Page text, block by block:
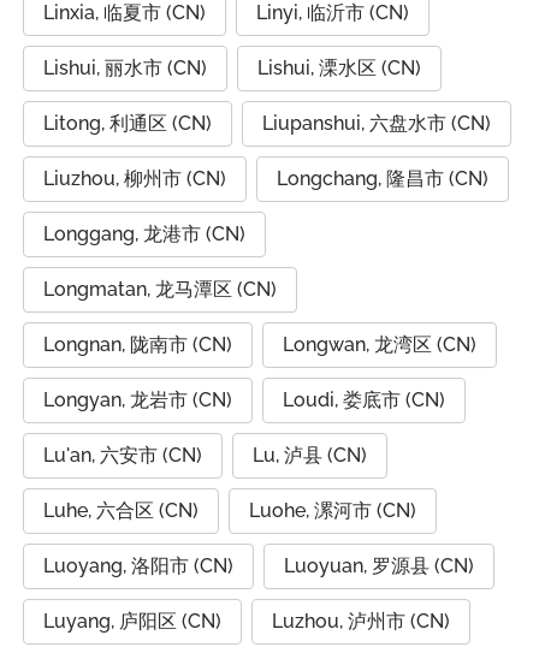
Linxia, 临夏市 (CN) Linyi, 临沂市 (CN)
Lishui, 丽水市 (CN) Lishui, 溧水区 (CN)
Litong, 利通区 (CN) Liupanshui, 六盘水市 (CN)
Liuzhou, 柳州市 (CN) Longchang, 隆昌市 (CN)
Longgang, 龙港市 (CN)
Longmatan, 龙马潭区 (CN)
Longnan, 陇南市 (CN) Longwan, 龙湾区 (CN)
Longyan, 龙岩市 (CN) Loudi, 娄底市 (CN)
Lu'an, 六安市 (CN) Lu, 泸县 (CN)
Luhe, 六合区 (CN) Luohe, 漯河市 (CN)
Luoyang, 洛阳市 (CN) Luoyuan, 罗源县 (CN)
Luyang, 庐阳区 (CN) Luzhou, 泸州市 (CN)